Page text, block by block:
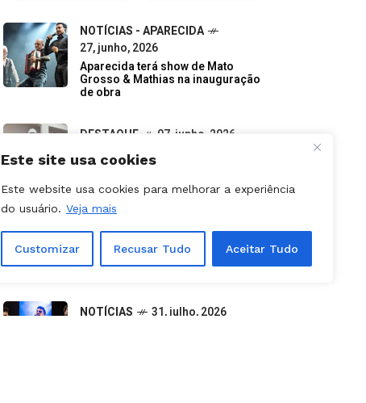
Este site usa cookies
Este website usa cookies para melhorar a experiência
do usuário. Veja mais
Customizar Recusar Tudo Aceitar Tudo
Aparecida terá show de Mato
Grosso & Mathias na inauguração
de obra
DESTAQUE
economia verde em Goiás
NOTÍCIAS
09, julho, 2026
Canceladas etapas da Stock Car e
Porsche Cup previstas para
NOTÍCIAS
31, julho, 2026
retirar ingressos e programação
completa dos shows